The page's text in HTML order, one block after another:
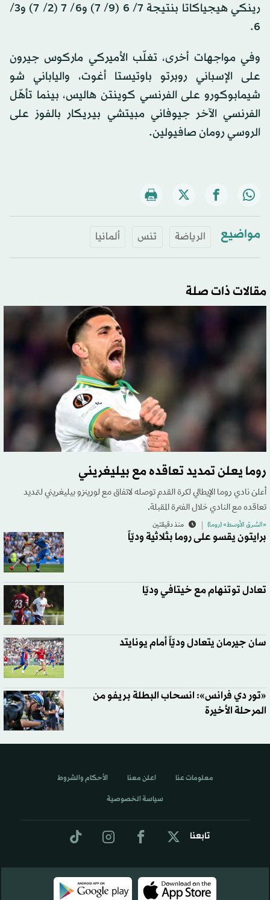
رينكي هيجياكاتا بنتيجة 7/ 6 (9/ 7) و6/ 7 (2/ 7) و3/
6.
وفي مواجهات أخرى، تغلّب الأميركي ماركوس جيرون
على الإسباني روبرتو باوتيستا أغوت، والياباني شو
شيمابوكورو على الفرنسي كوينتن هاليس، بينما تأهّل
الفرنسي الآخر جيوفاني مبيتشي بيريكار بالفوز على
الروسي رومان صافيولين.
مواضيع الرياضة تنس ألمانيا
مقالات ذات صلة
روما يعلن تمديد تعاقده مع بيليغريني
أعلن نادي روما الإيطالي لكرة القدم توصله لاتفاق مع لورينزو بيليغريني لتمديد
تعاقده مع النادي خلال الفترة المقبلة.
«الشرق الأوسط» (روما) منذ دقيقتين
برايتون يقسو على روما بثلاثية وديّاً
تعادل توتنهام مع خيتافي وديّا
سان جيرمان يتعادل وديّاً أمام يونايتد
«تور دي فرانس»: انسحاب البطلة بريفو من
المرحلة الأخيرة
تابعنا
معلومات عنا اعلن معنا الأحكام والشروط
سياسة الخصوصية